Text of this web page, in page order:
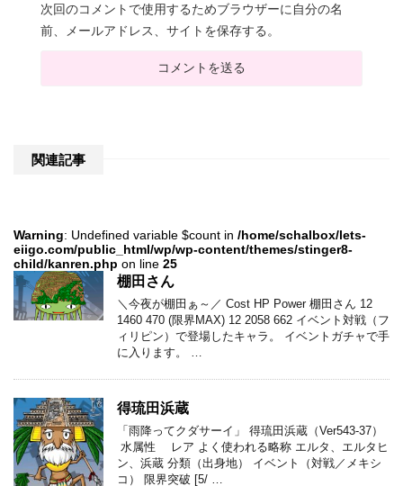
次回のコメントで使用するためブラウザーに自分の名
前、メールアドレス、サイトを保存する。
関連記事
Warning: Undefined variable $count in /home/schalbox/lets-
eiigo.com/public_html/wp/wp-content/themes/stinger8-
child/kanren.php on line 25
棚田さん
＼今夜が棚田ぁ～／ Cost HP Power 棚田さん 12
1460 470 (限界MAX) 12 2058 662 イベント対戦（フ
ィリピン）で登場したキャラ。 イベントガチャで手
に入ります。 …
得琉田浜蔵
「雨降ってクダサーイ」 得琉田浜蔵（Ver543-37）
水属性 レア よく使われる略称 エルタ、エルタヒ
ン、浜蔵 分類（出身地） イベント（対戦／メキシ
コ） 限界突破 [5/ …